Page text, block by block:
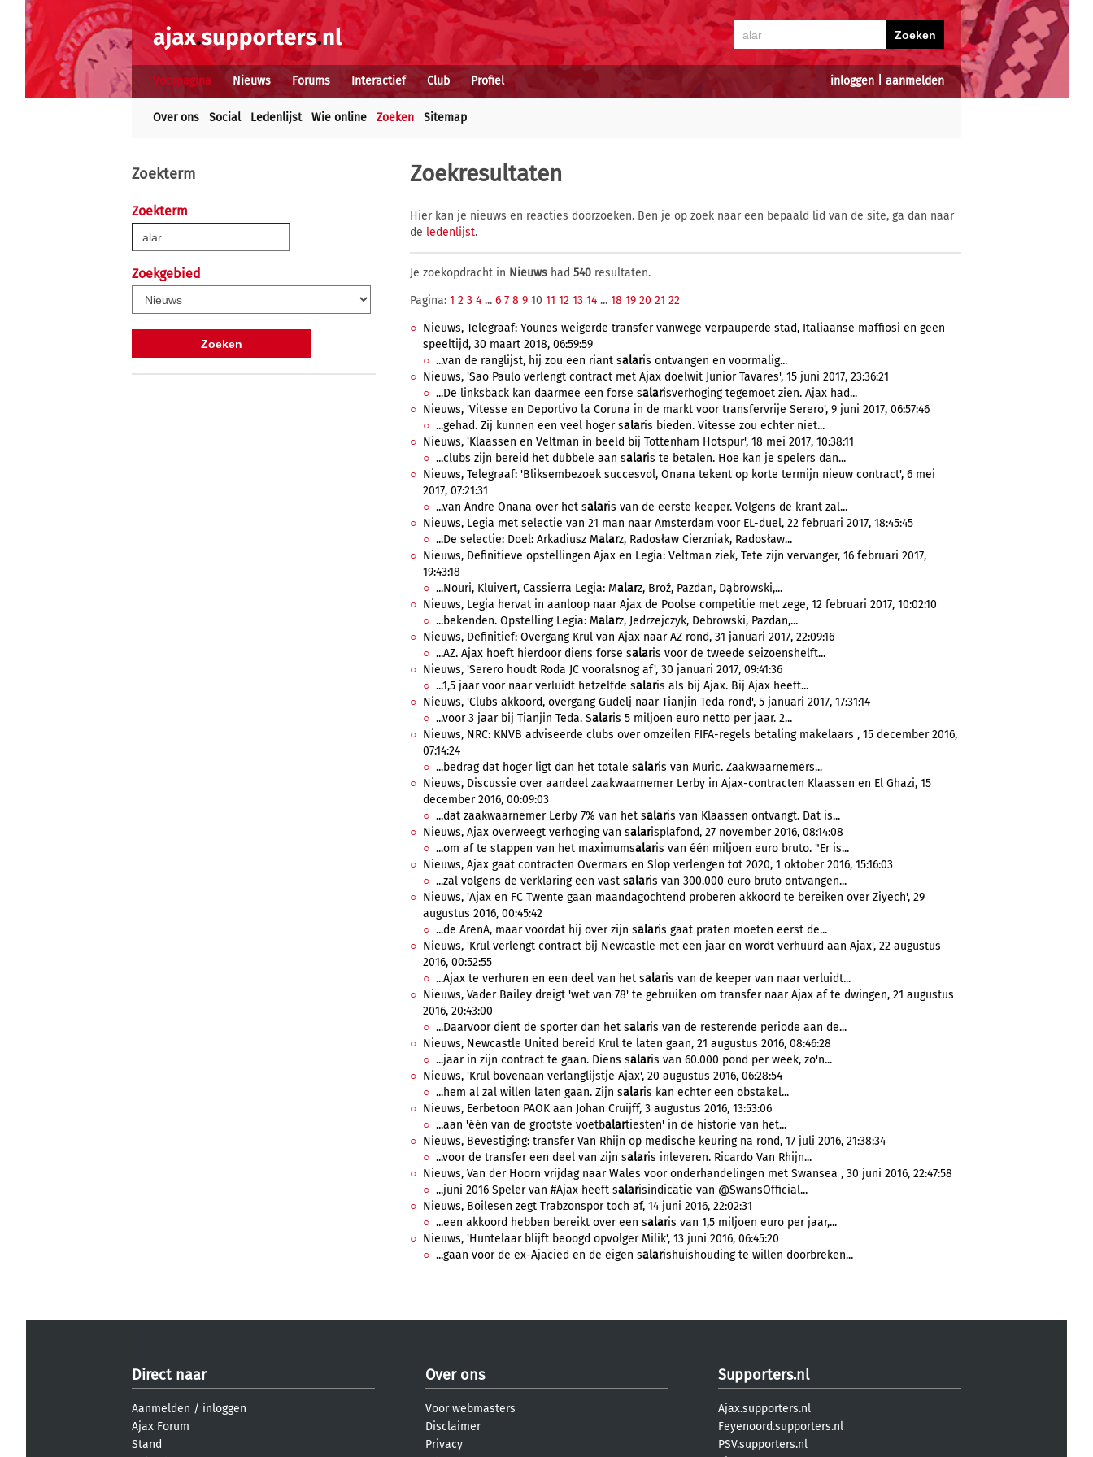
inloggen aanmelden
Voorpagina Nieuws Forums Interactief Club Profiel
Over ons Social Ledenlijst Wie online Zoeken Sitemap
Zoekterm
Zoekterm
Zoekgebied
Zoekresultaten
Hier kan je nieuws en reacties doorzoeken. Ben je op zoek naar een bepaald lid van de site, ga dan naar
de ledenlijst.
Je zoekopdracht in Nieuws had 540 resultaten.
Pagina: 1 2 3 4 ... 6 7 8 9 10 11 12 13 14 ... 18 19 20 21 22
Nieuws, Telegraaf: Younes weigerde transfer vanwege verpauperde stad, Italiaanse maffiosi en geen
speeltijd, 30 maart 2018, 06:59:59
...van de ranglijst, hij zou een riant salaris ontvangen en voormalig...
Nieuws, 'Sao Paulo verlengt contract met Ajax doelwit Junior Tavares', 15 juni 2017, 23:36:21
...De linksback kan daarmee een forse salarisverhoging tegemoet zien. Ajax had...
Nieuws, 'Vitesse en Deportivo la Coruna in de markt voor transfervrije Serero', 9 juni 2017, 06:57:46
...gehad. Zij kunnen een veel hoger salaris bieden. Vitesse zou echter niet...
Nieuws, 'Klaassen en Veltman in beeld bij Tottenham Hotspur', 18 mei 2017, 10:38:11
...clubs zijn bereid het dubbele aan salaris te betalen. Hoe kan je spelers dan...
Nieuws, Telegraaf: 'Bliksembezoek succesvol, Onana tekent op korte termijn nieuw contract', 6 mei
2017, 07:21:31
...van Andre Onana over het salaris van de eerste keeper. Volgens de krant zal...
Nieuws, Legia met selectie van 21 man naar Amsterdam voor EL-duel, 22 februari 2017, 18:45:45
...De selectie: Doel: Arkadiusz Malarz, Radosław Cierzniak, Radosław...
Nieuws, Definitieve opstellingen Ajax en Legia: Veltman ziek, Tete zijn vervanger, 16 februari 2017,
19:43:18
...Nouri, Kluivert, Cassierra Legia: Malarz, Broź, Pazdan, Dąbrowski,...
Nieuws, Legia hervat in aanloop naar Ajax de Poolse competitie met zege, 12 februari 2017, 10:02:10
...bekenden. Opstelling Legia: Malarz, Jedrzejczyk, Debrowski, Pazdan,...
Nieuws, Definitief: Overgang Krul van Ajax naar AZ rond, 31 januari 2017, 22:09:16
...AZ. Ajax hoeft hierdoor diens forse salaris voor de tweede seizoenshelft...
Nieuws, 'Serero houdt Roda JC vooralsnog af', 30 januari 2017, 09:41:36
...1,5 jaar voor naar verluidt hetzelfde salaris als bij Ajax. Bij Ajax heeft...
Nieuws, 'Clubs akkoord, overgang Gudelj naar Tianjin Teda rond', 5 januari 2017, 17:31:14
...voor 3 jaar bij Tianjin Teda. Salaris 5 miljoen euro netto per jaar. 2...
Nieuws, NRC: KNVB adviseerde clubs over omzeilen FIFA-regels betaling makelaars , 15 december 2016,
07:14:24
...bedrag dat hoger ligt dan het totale salaris van Muric. Zaakwaarnemers...
Nieuws, Discussie over aandeel zaakwaarnemer Lerby in Ajax-contracten Klaassen en El Ghazi, 15
december 2016, 00:09:03
...dat zaakwaarnemer Lerby 7% van het salaris van Klaassen ontvangt. Dat is...
Nieuws, Ajax overweegt verhoging van salarisplafond, 27 november 2016, 08:14:08
...om af te stappen van het maximumsalaris van één miljoen euro bruto. "Er is...
Nieuws, Ajax gaat contracten Overmars en Slop verlengen tot 2020, 1 oktober 2016, 15:16:03
...zal volgens de verklaring een vast salaris van 300.000 euro bruto ontvangen...
Nieuws, 'Ajax en FC Twente gaan maandagochtend proberen akkoord te bereiken over Ziyech', 29
augustus 2016, 00:45:42
...de ArenA, maar voordat hij over zijn salaris gaat praten moeten eerst de...
Nieuws, 'Krul verlengt contract bij Newcastle met een jaar en wordt verhuurd aan Ajax', 22 augustus
2016, 00:52:55
...Ajax te verhuren en een deel van het salaris van de keeper van naar verluidt...
Nieuws, Vader Bailey dreigt 'wet van 78' te gebruiken om transfer naar Ajax af te dwingen, 21 augustus
2016, 20:43:00
...Daarvoor dient de sporter dan het salaris van de resterende periode aan de...
Nieuws, Newcastle United bereid Krul te laten gaan, 21 augustus 2016, 08:46:28
...jaar in zijn contract te gaan. Diens salaris van 60.000 pond per week, zo'n...
Nieuws, 'Krul bovenaan verlanglijstje Ajax', 20 augustus 2016, 06:28:54
...hem al zal willen laten gaan. Zijn salaris kan echter een obstakel...
Nieuws, Eerbetoon PAOK aan Johan Cruijff, 3 augustus 2016, 13:53:06
...aan 'één van de grootste voetbalartiesten' in de historie van het...
Nieuws, Bevestiging: transfer Van Rhijn op medische keuring na rond, 17 juli 2016, 21:38:34
...voor de transfer een deel van zijn salaris inleveren. Ricardo Van Rhijn...
Nieuws, Van der Hoorn vrijdag naar Wales voor onderhandelingen met Swansea , 30 juni 2016, 22:47:58
...juni 2016 Speler van #Ajax heeft salarisindicatie van @SwansOfficial...
Nieuws, Boilesen zegt Trabzonspor toch af, 14 juni 2016, 22:02:31
...een akkoord hebben bereikt over een salaris van 1,5 miljoen euro per jaar,...
Nieuws, 'Huntelaar blijft beoogd opvolger Milik', 13 juni 2016, 06:45:20
...gaan voor de ex-Ajacied en de eigen salarishuishouding te willen doorbreken...
Direct naar
Aanmelden / inloggen
Ajax Forum
Stand
Over ons
Voor webmasters
Disclaimer
Privacy
Supporters.nl
Ajax.supporters.nl
Feyenoord.supporters.nl
PSV.supporters.nl